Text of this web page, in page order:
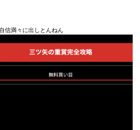
信満々に出しとんねん